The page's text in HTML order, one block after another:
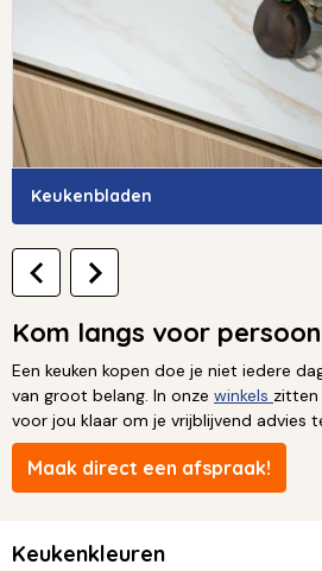
Keukenbladen
Kom langs voor
Een keuken kopen doe je niet iedere
van groot belang. In onze winkels zitten
voor jou klaar om je vrijblijvend advies
Maak direct een afspraak!
Keukenkleuren